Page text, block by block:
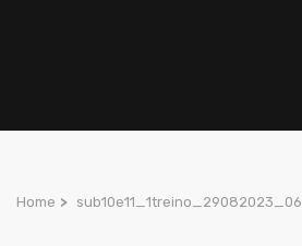
Home > sub10e11_1treino_29082023_06